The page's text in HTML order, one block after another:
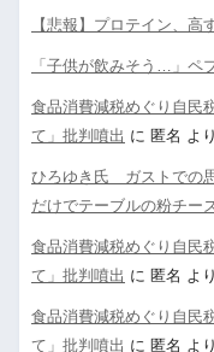
【悲報】プロテイン、高
「子供が飲みそう…」ペ
食品消費減税めぐり自民
て」批判噴出 に 匿名 より
ひろゆき氏 ガストでの
だけでテーブルの粉チー
食品消費減税めぐり自民
て」批判噴出 に 匿名 より
食品消費減税めぐり自民
て」批判噴出 に 匿名 より